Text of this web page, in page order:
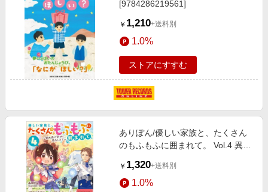
[9784286219561]
￥ 1,210+送料別
1.0%
ストアにすすむ
ありぽん/優しい家族と、たくさん
のもふもふに囲まれて。 Vol.4 異世
[9784815608651]
￥ 1,320+送料別
1.0%